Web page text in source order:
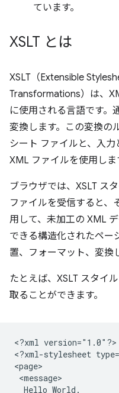
ています。
XSLT とは
XSLT（Extensible
Transformations）は、
に使用される言語です。
変換します。この変換の
シート ファイルと、入
XML ファイルを使用しま
ブラウザでは、XSLT ス
ファイルを受信すると、
用して、未加工の XML
できる構造化されたペー
置、フォーマット、変換
たとえば、XSLT スタイ
取ることができます。
<?xml version="1.0"?>
<?xml-stylesheet
Hello